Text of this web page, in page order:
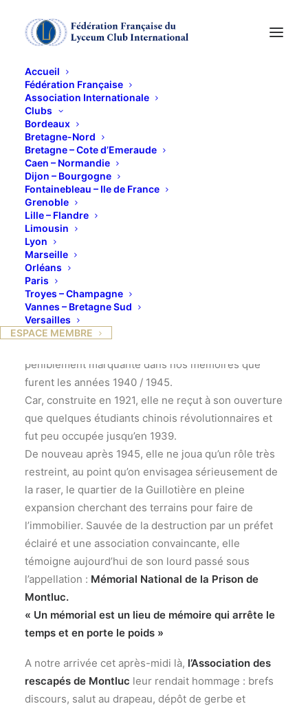
Accueil
Fédération Française
Association Internationale
Clubs
Bordeaux
Bretagne-Nord
Bretagne – Cote d’Emeraude
Caen – Normandie
Dijon – Bourgogne
Fontainebleau – Ile de France
Grenoble
Lille – Flandre
Limousin
Lyon
Marseille
Orléans
Paris
Troyes – Champagne
Vannes – Bretagne Sud
Versailles
ESPACE MEMBRE
La prison de Montluc
à Lyon
On pourrait croire que cette prison n’aurait été
péniblement marquante dans nos mémoires que
furent les années 1940 / 1945.
Car, construite en 1921, elle ne reçut à son ouverture
que quelques étudiants chinois révolutionnaires et
fut peu occupée jusqu’en 1939.
De nouveau après 1945, elle ne joua qu’un rôle très
restreint, au point qu’on envisagea sérieusement de
la raser, le quartier de la Guillotière en pleine
expansion cherchant des terrains pour faire de
l’immobilier. Sauvée de la destruction par un préfet
éclairé et une association convaincante, elle
témoigne aujourd’hui de son lourd passé sous
l’appellation : Mémorial National de la Prison de
Montluc.
« Un mémorial est un lieu de mémoire qui arrête le
temps et en porte le poids »
A notre arrivée cet après-midi là, l’Association des
rescapés de Montluc leur rendait hommage : brefs
discours, salut au drapeau, dépôt de gerbe et